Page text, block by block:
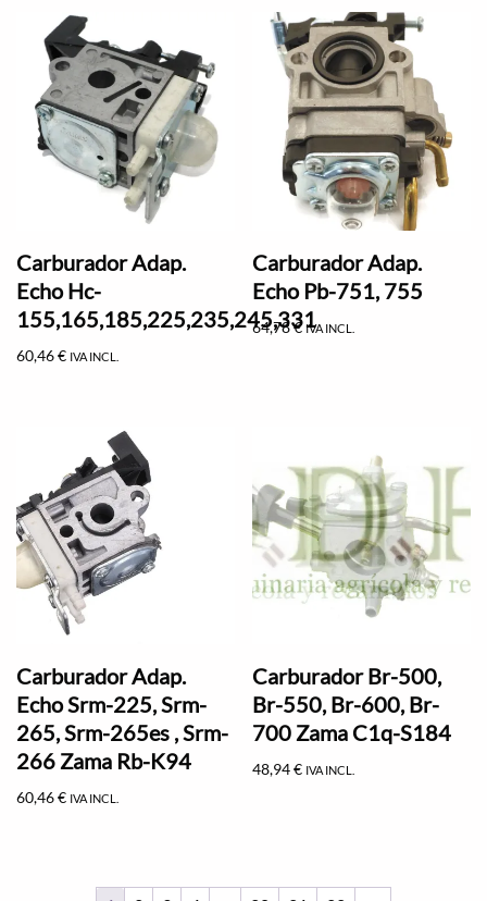
Carburador Adap.
Echo Hc-
155,165,185,225,235,245,331
60,46€ IVA INCL.
Carburador Adap.
Echo Pb-751, 755
64,78€ IVA INCL.
Carburador Adap.
Echo Srm-225, Srm-
265, Srm-265es , Srm-
266 Zama Rb-K94
60,46€ IVA INCL.
Carburador Br-500,
Br-550, Br-600, Br-
700 Zama C1q-S184
48,94€ IVA INCL.